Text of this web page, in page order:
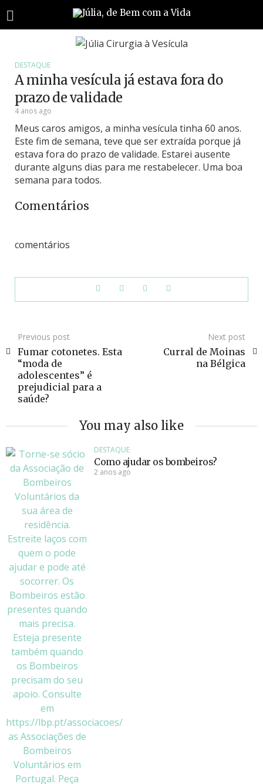
DESTAQUE
A minha vesícula já estava fora do
prazo de validade
4 anos ago
Meus caros amigos, a minha vesícula tinha 60 anos.
Este fim de semana, teve que ser extraída porque já
estava fora do prazo de validade. Estarei ausente
durante alguns dias para me restabelecer. Uma boa
semana para todos.
Comentários
comentários
Previous post
Fumar cotonetes. Esta
“moda de
adolescentes” é
prejudicial para a
saúde?
Next post
Curral de Moinas
na Bélgica
You may also like
DESTAQUE
Como ajudar os bombeiros?
2 anos ago